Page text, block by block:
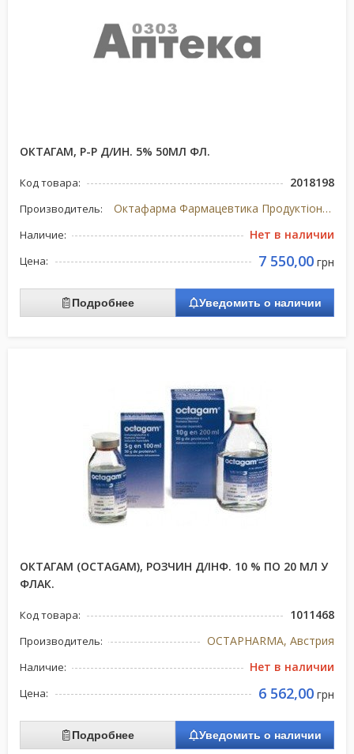
ОКТАГАМ, Р-Р Д/ИН. 5% 50МЛ ФЛ.
Код товара: 2018198
Производитель: Октафарма Фармацевтика Продуктіонсгес, Австрия
Наличие: Нет в наличии
Цена: 7 550,00 грн
Подробнее Уведомить о наличии
ОКТАГАМ (OCTAGAM), РОЗЧИН Д/ІНФ. 10 % ПО 20 МЛ У
ФЛАК.
Код товара: 1011468
Производитель: OCTAPHARMA, Австрия
Наличие: Нет в наличии
Цена: 6 562,00 грн
Подробнее Уведомить о наличии